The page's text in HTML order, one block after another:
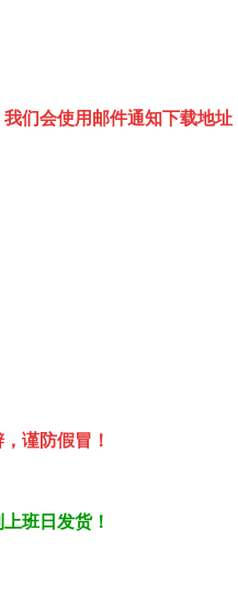
们会使用邮件通知下载地址
谨防假冒！
班日发货！